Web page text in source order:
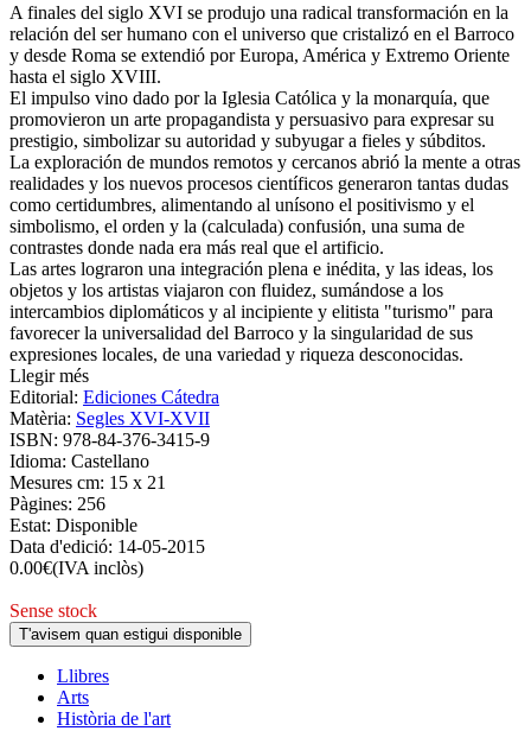
A finales del siglo XVI se produjo una radical transformación en la
relación del ser humano con el universo que cristalizó en el Barroco
y desde Roma se extendió por Europa, América y Extremo Oriente
hasta el siglo XVIII.
El impulso vino dado por la Iglesia Católica y la monarquía, que
promovieron un arte propagandista y persuasivo para expresar su
prestigio, simbolizar su autoridad y subyugar a fieles y súbditos.
La exploración de mundos remotos y cercanos abrió la mente a otras
realidades y los nuevos procesos científicos generaron tantas dudas
como certidumbres, alimentando al unísono el positivismo y el
simbolismo, el orden y la (calculada) confusión, una suma de
contrastes donde nada era más real que el artificio.
Las artes lograron una integración plena e inédita, y las ideas, los
objetos y los artistas viajaron con fluidez, sumándose a los
intercambios diplomáticos y al incipiente y elitista "turismo" para
favorecer la universalidad del Barroco y la singularidad de sus
expresiones locales, de una variedad y riqueza desconocidas.
Llegir més
Editorial: Ediciones Cátedra
Matèria: Segles XVI-XVII
ISBN: 978-84-376-3415-9
Idioma: Castellano
Mesures cm: 15 x 21
Pàgines: 256
Estat: Disponible
Data d'edició: 14-05-2015
0.00€(IVA inclòs)
Sense stock
T'avisem quan estigui disponible
Llibres
Arts
Història de l'art